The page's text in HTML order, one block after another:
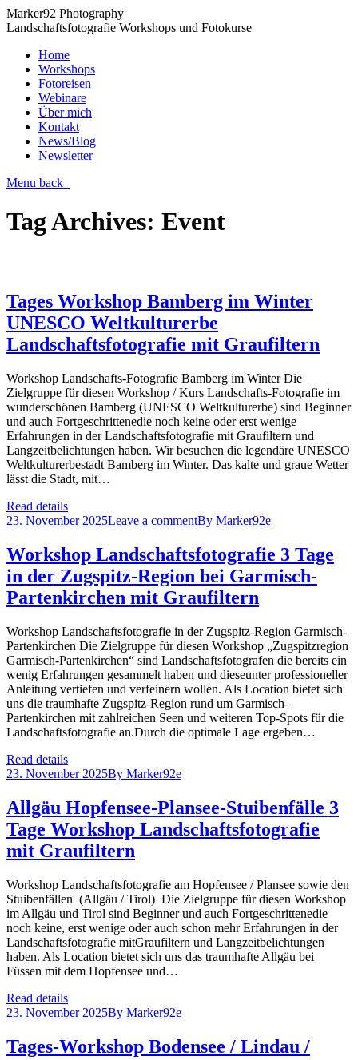
Marker92 Photography
Landschaftsfotografie Workshops und Fotokurse
Home
Workshops
Fotoreisen
Webinare
Über mich
Kontakt
News/Blog
Newsletter
Menu back
Tag Archives: Event
Tages Workshop Bamberg im Winter
UNESCO Weltkulturerbe
Landschaftsfotografie mit Graufiltern
Workshop Landschafts-Fotografie Bamberg im Winter Die
Zielgruppe für diesen Workshop / Kurs Landschafts-Fotografie im
wunderschönen Bamberg (UNESCO Weltkulturerbe) sind Beginner
und auch Fortgeschrittenedie noch keine oder erst wenige
Erfahrungen in der Landschaftsfotografie mit Graufiltern und
Langzeitbelichtungen haben. Wir besuchen die legendäre UNESCO
Weltkulturerbestadt Bamberg im Winter. Das kalte und graue Wetter
lässt die Stadt, mit…
Read details
23. November 2025Leave a commentBy Marker92e
Workshop Landschaftsfotografie 3 Tage
in der Zugspitz-Region bei Garmisch-
Partenkirchen mit Graufiltern
Workshop Landschaftsfotografie in der Zugspitz-Region Garmisch-
Partenkirchen Die Zielgruppe für diesen Workshop „Zugspitzregion
Garmisch-Partenkirchen“ sind Landschaftsfotografen die bereits ein
wenig Erfahrungen gesammelt haben und dieseunter professioneller
Anleitung vertiefen und verfeinern wollen. Als Location bietet sich
uns die traumhafte Zugspitz-Region rund um Garmisch-
Partenkirchen mit zahlreichen Seen und weiteren Top-Spots für die
Landschaftsfotografie an.Durch die optimale Lage ergeben…
Read details
23. November 2025By Marker92e
Allgäu Hopfensee-Plansee-Stuibenfälle 3
Tage Workshop Landschaftsfotografie
mit Graufiltern
Workshop Landschaftsfotografie am Hopfensee / Plansee sowie den
Stuibenfällen (Allgäu / Tirol) Die Zielgruppe für diesen Workshop
im Allgäu und Tirol sind Beginner und auch Fortgeschrittenedie
noch keine, erst wenige oder auch schon mehr Erfahrungen in der
Landschaftsfotografie mitGraufiltern und Langzeitbelichtungen
haben. Als Location bietet sich uns das traumhafte Allgäu bei
Füssen mit dem Hopfensee und…
Read details
23. November 2025By Marker92e
Tages-Workshop Bodensee / Lindau /